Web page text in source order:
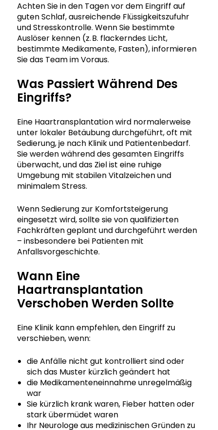
Achten Sie in den Tagen vor dem Eingriff auf
guten Schlaf, ausreichende Flüssigkeitszufuhr
und Stresskontrolle. Wenn Sie bestimmte
Auslöser kennen (z. B. flackerndes Licht,
bestimmte Medikamente, Fasten), informieren
Sie das Team im Voraus.
Was Passiert Während Des
Eingriffs?
Eine Haartransplantation wird normalerweise
unter lokaler Betäubung durchgeführt, oft mit
Sedierung, je nach Klinik und Patientenbedarf.
Sie werden während des gesamten Eingriffs
überwacht, und das Ziel ist eine ruhige
Umgebung mit stabilen Vitalzeichen und
minimalem Stress.
Wenn Sedierung zur Komfortsteigerung
eingesetzt wird, sollte sie von qualifizierten
Fachkräften geplant und durchgeführt werden
– insbesondere bei Patienten mit
Anfallsvorgeschichte.
Wann Eine
Haartransplantation
Verschoben Werden Sollte
Eine Klinik kann empfehlen, den Eingriff zu
verschieben, wenn:
die Anfälle nicht gut kontrolliert sind oder
sich das Muster kürzlich geändert hat
die Medikamenteneinnahme unregelmäßig
war
Sie kürzlich krank waren, Fieber hatten oder
stark übermüdet waren
Ihr Neurologe aus medizinischen Gründen zu